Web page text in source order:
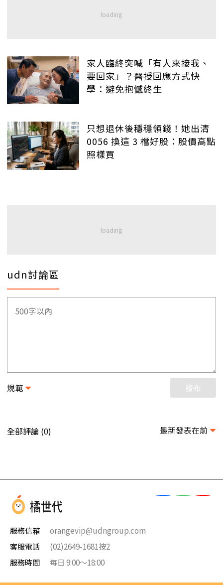
家人臨終突喊「有人來接我、
要回家」？醫授回應方式快
學：避免抱憾終生
只想退休後穩穩領錢！她出清
0056 換這 3 檔好股：股價高點
照樣買
udn討論區
規範 發布
全部評論 (0) 最新發表在前
服務信箱
orangevip@udngroup.com
客服電話
(02)2649-1681按2
服務時間
每日 9:00～18:00